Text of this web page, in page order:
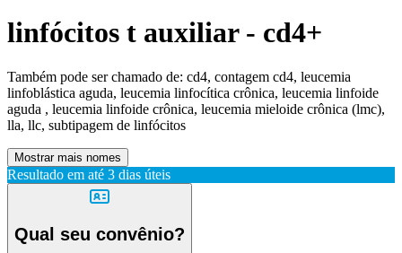
linfócitos t auxiliar - cd4+
Também pode ser chamado de: cd4, contagem cd4, leucemia
linfoblástica aguda, leucemia linfocítica crônica, leucemia linfoide
aguda , leucemia linfoide crônica, leucemia mieloide crônica (lmc),
lla, llc, subtipagem de linfócitos
Mostrar mais nomes
Resultado em até 3 dias úteis
Qual seu convênio?